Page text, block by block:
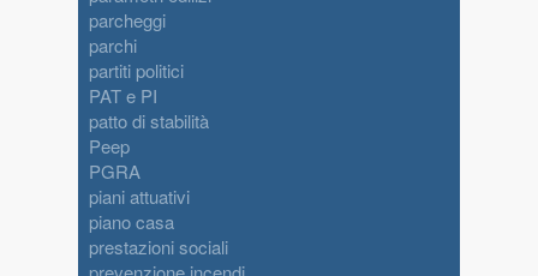
parcheggi
parchi
partiti politici
PAT e PI
patto di stabilità
Peep
PGRA
piani attuativi
piano casa
prestazioni sociali